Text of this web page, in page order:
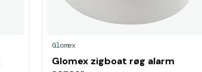
Glomex
Glomex zigboat røg alarm